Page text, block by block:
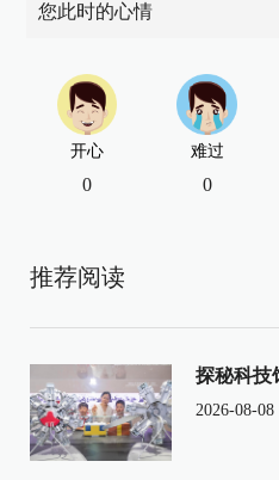
您此时的心情
开心
0
难过
0
推荐阅读
探秘科技
2026-08-08